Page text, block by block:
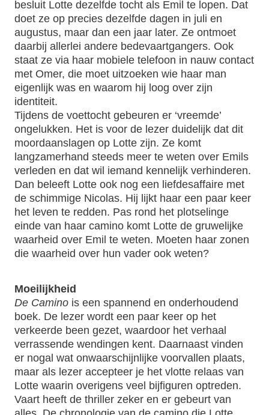
besluit Lotte dezelfde tocht als Emil te lopen. Dat
doet ze op precies dezelfde dagen in juli en
augustus, maar dan een jaar later. Ze ontmoet
daarbij allerlei andere bedevaartgangers. Ook
staat ze via haar mobiele telefoon in nauw contact
met Omer, die moet uitzoeken wie haar man
eigenlijk was en waarom hij loog over zijn
identiteit.
Tijdens de voettocht gebeuren er ‘vreemde’
ongelukken. Het is voor de lezer duidelijk dat dit
moordaanslagen op Lotte zijn. Ze komt
langzamerhand steeds meer te weten over Emils
verleden en dat wil iemand kennelijk verhinderen.
Dan beleeft Lotte ook nog een liefdesaffaire met
de schimmige Nicolas. Hij lijkt haar een paar keer
het leven te redden. Pas rond het plotselinge
einde van haar camino komt Lotte de gruwelijke
waarheid over Emil te weten. Moeten haar zonen
die waarheid over hun vader ook weten?
Moeilijkheid
De Camino is een spannend en onderhoudend
boek. De lezer wordt een paar keer op het
verkeerde been gezet, waardoor het verhaal
verrassende wendingen kent. Daarnaast vinden
er nogal wat onwaarschijnlijke voorvallen plaats,
maar als lezer accepteer je het vlotte relaas van
Lotte waarin overigens veel bijfiguren optreden.
Vaart heeft de thriller zeker en er gebeurt van